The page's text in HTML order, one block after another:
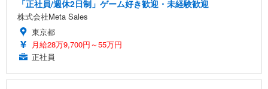
「正社員/週休2日制」ゲーム好き歓迎・未経験歓迎
株式会社Meta Sales
東京都
月給28万9,700円～55万円
正社員